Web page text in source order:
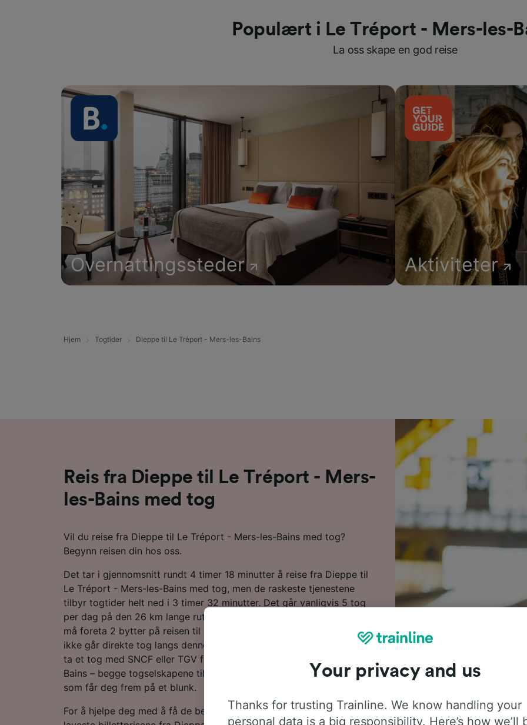
Populært i Le Tréport - Mers-les-
La oss skape en god reise
Overnattingssteder Aktiviteter
Hjem Togtider Dieppe til Le Tréport - Mers-les-Bains
Reis fra Dieppe til Le Tréport - Mers-
les-Bains med tog
Vil du reise fra Dieppe til Le Tréport - Mers-les-Bains med tog?
Begynn reisen din hos oss.
Det tar i gjennomsnitt rundt 4 timer 18 minutter å reise fra Dieppe til
Le Tréport - Mers-les-Bains med tog, men de raskeste tjenestene
tilbyr togtider helt ned i 3 timer 32 minutter. Det går vanligvis 5 tog
per dag på den 26 km lange ruten mellom disse to destinasjonene. Du
må foreta 2 bytter på reisen til Le Tréport - Mers-les-Bains, da det
ikke går direkte tog langs denne ruten for øyeblikket. Du kan velge å
ta et tog med SNCF eller TGV for å reise til Le Tréport - Mers-les-
Bains – begge togselskapene tilbyr moderne, bekvemmelige tjenester
som får deg frem på et blunk.
For å hjelpe deg med å få de beste togtilbudene markerer vi de
Your privacy and us
Thanks for trusting Trainline. We know handling your
personal data is a big responsibility. Here’s how we’ll